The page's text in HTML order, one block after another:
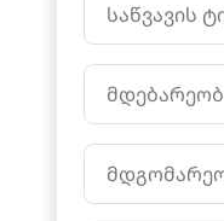
საწვავის